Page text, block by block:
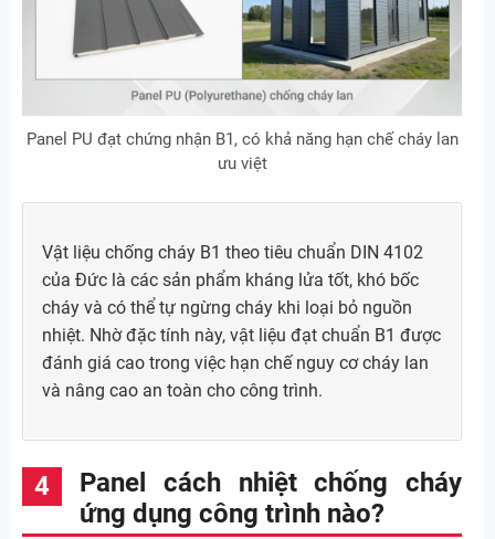
Panel PU đạt chứng nhận B1, có khả năng hạn chế cháy lan
ưu việt
Vật liệu chống cháy B1 theo tiêu chuẩn DIN 4102
của Đức là các sản phẩm kháng lửa tốt, khó bốc
cháy và có thể tự ngừng cháy khi loại bỏ nguồn
nhiệt. Nhờ đặc tính này, vật liệu đạt chuẩn B1 được
đánh giá cao trong việc hạn chế nguy cơ cháy lan
và nâng cao an toàn cho công trình.
Panel cách nhiệt chống cháy
ứng dụng công trình nào?